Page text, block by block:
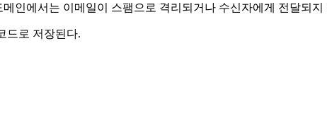
인에서는 이메일이 스팸으로 격리되거나 수신자에게 전달되
드로 저장된다.